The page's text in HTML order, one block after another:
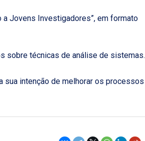
a Jovens Investigadores”, em formato
sobre técnicas de análise de sistemas.
sua intenção de melhorar os processos